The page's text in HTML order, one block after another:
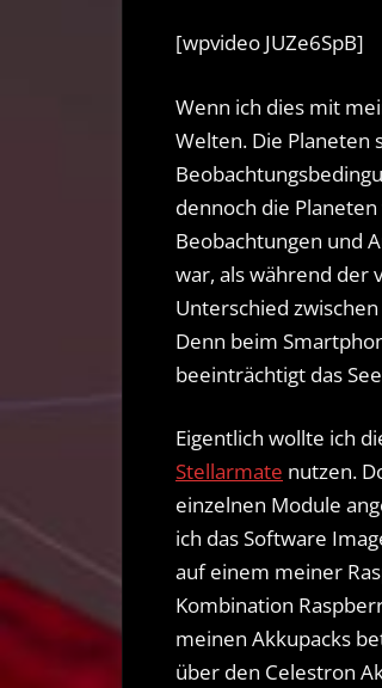
[wpvideo JUZe6SpB]
Wenn ich dies mit
Welten. Die Planeten
dennoch die
Beobachtungen und
war, als während der
Unterschied
Denn beim
beeinträchtigt das
Eigentlich wollte ich
Stellarmate nutzen.
einzelnen Module
ich das Software
auf einem meiner
Kombination
meinen Akkupacks
über den Celestron